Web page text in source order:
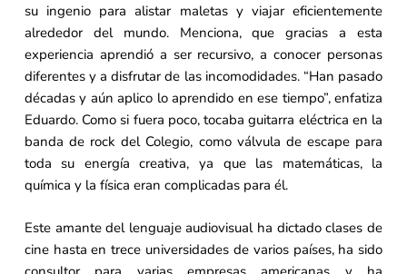
su ingenio para alistar maletas y viajar eficientemente
alrededor del mundo. Menciona, que gracias a esta
experiencia aprendió a ser recursivo, a conocer personas
diferentes y a disfrutar de las incomodidades. “Han pasado
décadas y aún aplico lo aprendido en ese tiempo”, enfatiza
Eduardo. Como si fuera poco, tocaba guitarra eléctrica en la
banda de rock del Colegio, como válvula de escape para
toda su energía creativa, ya que las matemáticas, la
química y la física eran complicadas para él.
Este amante del lenguaje audiovisual ha dictado clases de
cine hasta en trece universidades de varios países, ha sido